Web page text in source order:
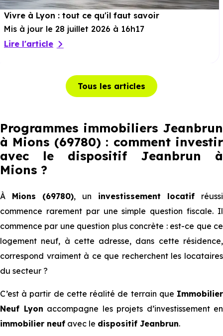
Vivre à Lyon : tout ce qu'il faut savoir
Mis à jour le 28 juillet 2026 à 16h17
Lire l'article
Tous les articles
Programmes immobiliers Jeanbrun
à Mions (69780) : comment investir
avec le dispositif Jeanbrun à
Mions ?
À Mions (69780), un investissement locatif réussi
commence rarement par une simple question fiscale. Il
commence par une question plus concrète : est-ce que ce
logement neuf, à cette adresse, dans cette résidence,
correspond vraiment à ce que recherchent les locataires
du secteur ?
C’est à partir de cette réalité de terrain que Immobilier
Neuf Lyon accompagne les projets d’investissement en
immobilier neuf avec le dispositif Jeanbrun.